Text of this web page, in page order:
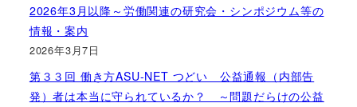
2026年3月以降～労働関連の研究会・シンポジウム等の
情報・案内
2026年3月7日
第３３回 働き方ASU-NET つどい 公益通報（内部告
発）者は本当に守られているか？ ～問題だらけの公益